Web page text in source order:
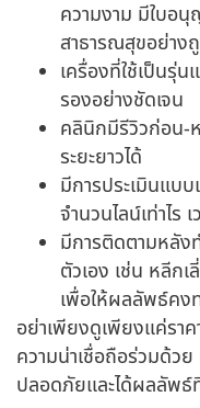
ความงาม มีใบอ
สาธารณสุขอย่าง
เครื่องที่ใช้เป็นรุ่น
รองอย่างชัดเจน
คลินิกมีรีวิวก่อน‑
ระยะยาวได้
มีการประเมินแบ
จำนวนไลน์เท่าไร
มีการติดตามหลัง
ตัวเอง เช่น หลีก
เพื่อให้ผลลัพธ์คง
อย่าเพียงดูเพียงแค่รา
ความน่าเชื่อถือร่วมด้ว
ปลอดภัยและได้ผลลัพธ์